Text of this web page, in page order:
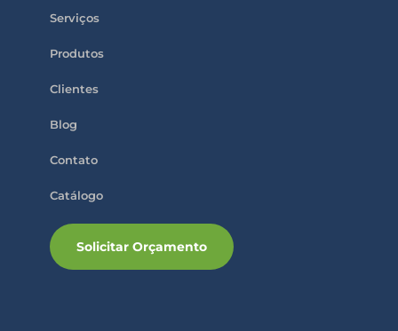
Serviços
Produtos
Clientes
Blog
Contato
Catálogo
Solicitar Orçamento